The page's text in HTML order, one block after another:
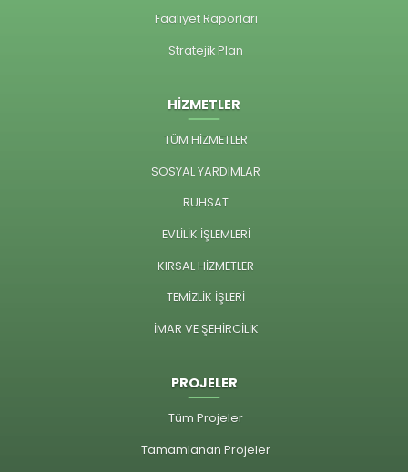
Faaliyet Raporları
Stratejik Plan
HİZMETLER
TÜM HİZMETLER
SOSYAL YARDIMLAR
RUHSAT
EVLİLİK İŞLEMLERİ
KIRSAL HİZMETLER
TEMİZLİK İŞLERİ
İMAR VE ŞEHİRCİLİK
PROJELER
Tüm Projeler
Tamamlanan Projeler